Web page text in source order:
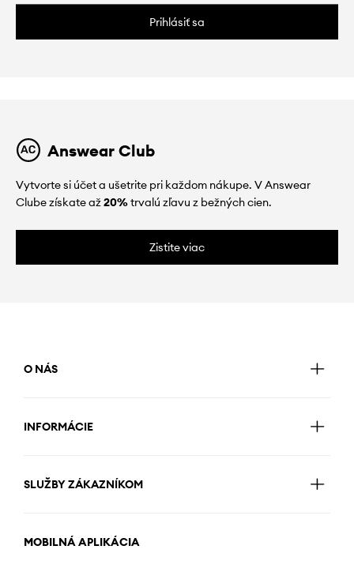
Prihlásiť sa
Answear Club
Vytvorte si účet a ušetrite pri každom nákupe. V Answear
Clube získate až20%trvalú zľavu z bežných cien.
Zistite viac
O NÁS
INFORMÁCIE
SLUŽBY ZÁKAZNÍKOM
MOBILNÁ APLIKÁCIA